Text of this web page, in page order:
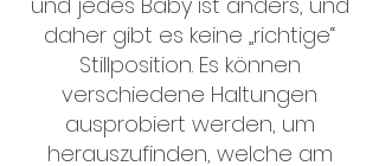
daher gibt es keine „richtige“
Stillposition. Es können
verschiedene Haltungen
ausprobiert werden, um
herauszufinden, welche am